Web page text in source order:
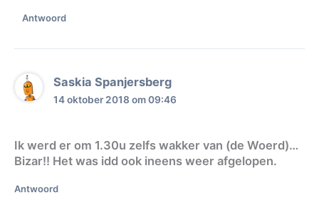
Antwoord
Saskia Spanjersberg
14 oktober 2018 om 09:46
Ik werd er om 1.30u zelfs wakker van (de Woerd)…
Bizar!! Het was idd ook ineens weer afgelopen.
Antwoord